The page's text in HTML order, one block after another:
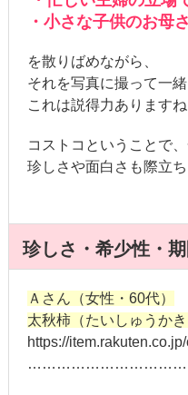
・小さな子供のお母
を散りばめながら、
それを写真に撮って一
これは説得力ありますね
コストコということで
珍しさや面白さも際立ち
珍しさ・希少性・
Ａさん（女性・60代）
太秋柿（たいしゅうか
https://